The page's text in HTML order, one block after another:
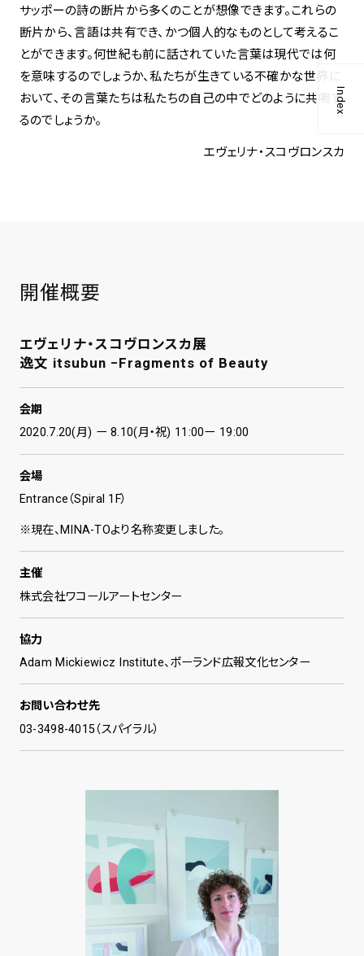
Index
サッポーの詩の断片から多くのことが想像できます。これらの
断片から、言語は共有でき、かつ個人的なものとして考えるこ
とができます。何世紀も前に話されていた言葉は現代では何
を意味するのでしょうか、私たちが生きている不確かな世界に
おいて、その言葉たちは私たちの自己の中でどのように共鳴す
るのでしょうか。
エヴェリナ・スコヴロンスカ
開催概要
エヴェリナ・スコヴロンスカ展
逸文 itsubun −Fragments of Beauty
会期
2020.7.20(月) ー 8.10(月・祝) 11:00ー 19:00
会場
Entrance（Spiral 1F）
※現在、MINA-TOより名称変更しました。
主催
株式会社ワコールアートセンター
協力
Adam Mickiewicz Institute、ポーランド広報文化センター
お問い合わせ先
03-3498-4015（スパイラル）